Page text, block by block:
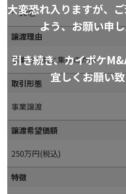
大変恐れ入りますが、
よう、お願い申
引き続き、カイポケ
宜しくお願い
～10名
譲渡理由
事業の選択と集中のため
取引形態
事業譲渡
譲渡希望価額
250万円(税込)
特徴